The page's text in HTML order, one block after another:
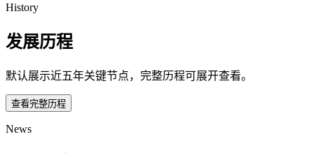
History
发展历程
默认展示近五年关键节点，完整历程可展开查看。
查看完整历程
News